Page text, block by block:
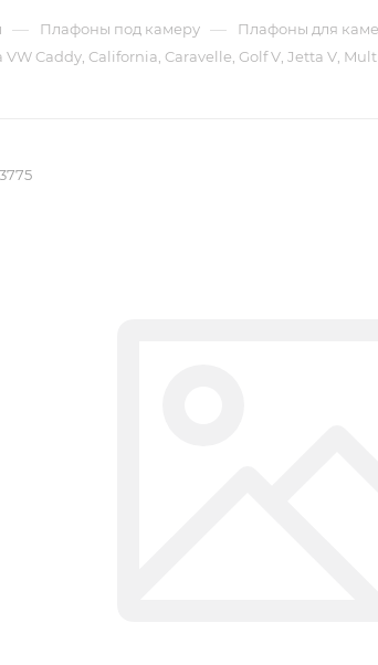
— Плафоны под камеру — Плафоны для
Caddy, California, Caravelle, Golf V, Jetta V,
3775